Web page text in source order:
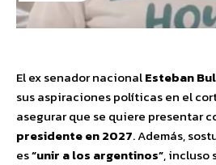
El ex senador nacionalEsteban
sus aspiraciones políticas en el
asegurar que se quiere presentar
presidente en 2027. Además,
es“unir a los argentinos”, incluso